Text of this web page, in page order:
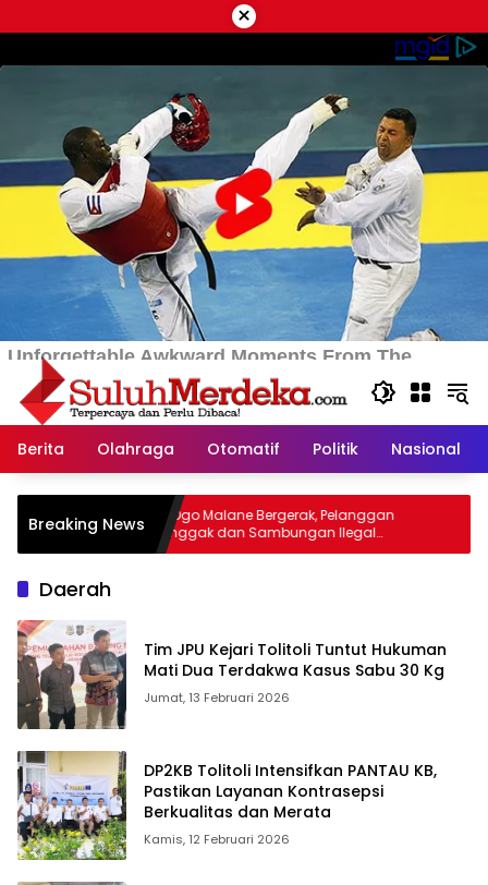
ke
×
Berita Olahraga Otomatif Politik Nasional
Breaking News
PDAM Ogo Malane Bergerak, Pelanggan
Menunggak dan Sambungan Ilegal
Mulai Ditertibkan
Daerah
Tim JPU Kejari Tolitoli Tuntut Hukuman
Mati Dua Terdakwa Kasus Sabu 30 Kg
Jumat, 13 Februari 2026
DP2KB Tolitoli Intensifkan PANTAU KB,
Pastikan Layanan Kontrasepsi
Berkualitas dan Merata
Kamis, 12 Februari 2026